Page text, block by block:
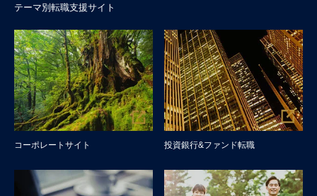
テーマ別転職支援サイト
コーポレートサイト 投資銀行&ファンド転職